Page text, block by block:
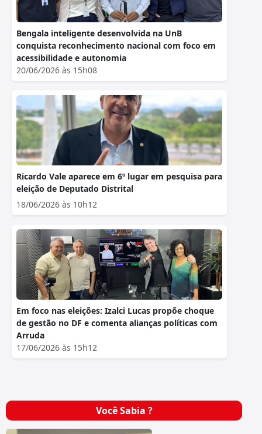
Bengala inteligente desenvolvida na UnB
conquista reconhecimento nacional com foco em
acessibilidade e autonomia
20/06/2026 às 15h08
Ricardo Vale aparece em 6º lugar em pesquisa para
eleição de Deputado Distrital
18/06/2026 às 10h12
Em foco nas eleições: Izalci Lucas propõe choque
de gestão no DF e comenta alianças políticas com
Arruda
17/06/2026 às 15h12
Você Sabia ?